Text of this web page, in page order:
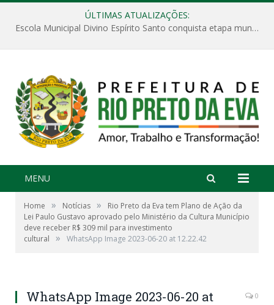
ÚLTIMAS ATUALIZAÇÕES:
Escola Municipal Divino Espírito Santo conquista etapa municipal da V Feira Amazonense de Matemática
MENU
Home » Notícias »
Rio Preto da Eva tem Plano de Ação da
Lei Paulo Gustavo aprovado pelo Ministério da Cultura Município
deve receber R$ 309 mil para investimento
cultural
» WhatsApp Image 2023-06-20 at 12.22.42
WhatsApp Image 2023-06-20 at
0